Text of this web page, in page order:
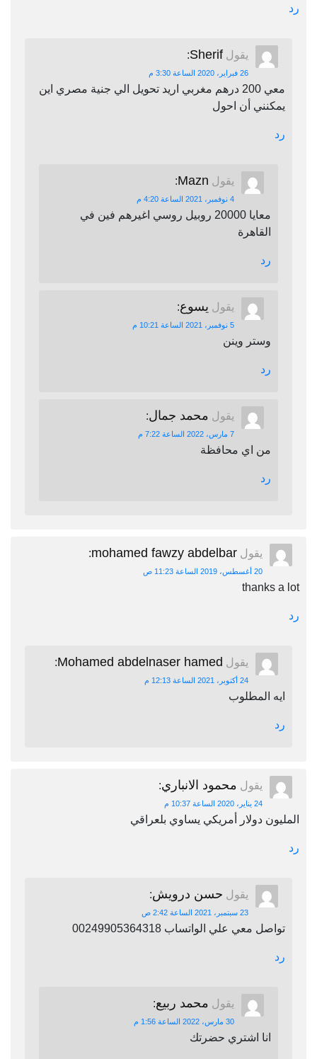
رد
يقول Sherif
:
26 فبراير، 2020 الساعة 3:30 م
معي 200 درهم مغربي اريد تحويل الي جنية مصري اين
يمكنني أن احول
رد
يقول Mazn
:
4 نوفمبر، 2021 الساعة 4:20 م
معايا 20000 روبيل روسي اغيرهم فين في
القاهرة
رد
يقول يسوع:
5 نوفمبر، 2021 الساعة 10:21 م
وستر وينن
رد
يقول محمد جمال:
7 مارس، 2022 الساعة 7:22 م
من اي محافظة
رد
يقول mohamed fawzy abdelbar
:
20 أغسطس، 2019 الساعة 11:23 ص
thanks a lot
رد
يقول Mohamed abdelnaser hamed
:
24 أكتوبر، 2021 الساعة 12:13 م
ايه المطلوب
رد
يقول محمود الانباري:
24 يناير، 2020 الساعة 10:37 م
المليون دولار أمريكي يساوي بلعراقي
رد
يقول حسن درويش:
23 سبتمبر، 2021 الساعة 2:42 ص
تواصل معي علي الواتساب 00249905364318
رد
يقول محمد ربيع:
30 مارس، 2022 الساعة 1:56 م
انا اشتري حضرتك